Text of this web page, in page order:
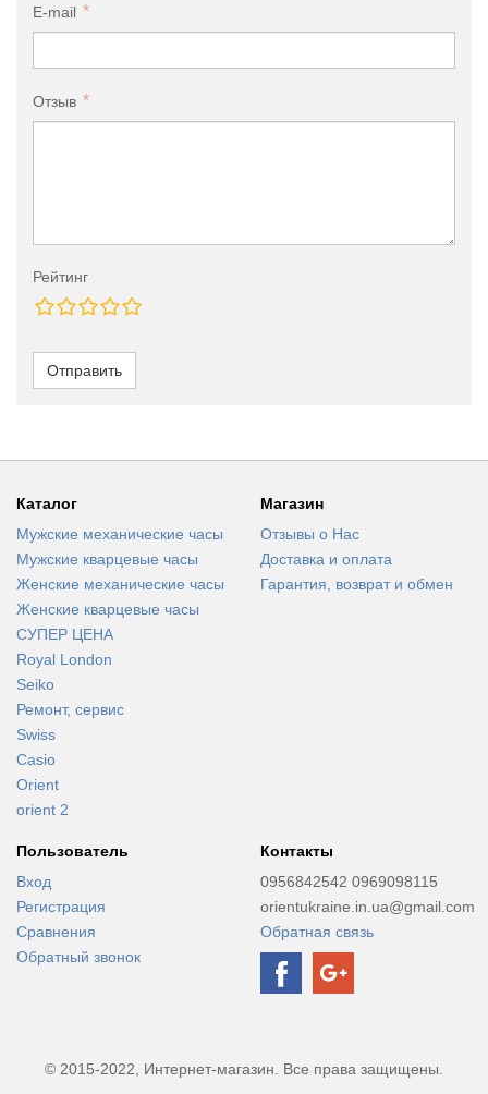
E-mail
Отзыв
Рейтинг
Отправить
Каталог
Мужские механические часы
Мужские кварцевые часы
Женские механические часы
Женские кварцевые часы
СУПЕР ЦЕНА
Royal London
Seiko
Ремонт, сервис
Swiss
Casio
Orient
orient 2
Магазин
Отзывы о Нас
Доставка и оплата
Гарантия, возврат и обмен
Пользователь
Вход
Регистрация
Сравнения
Обратный звонок
Контакты
0956842542 0969098115
orientukraine.in.ua@gmail.com
Обратная связь
© 2015-2022, Интернет-магазин. Все права защищены.